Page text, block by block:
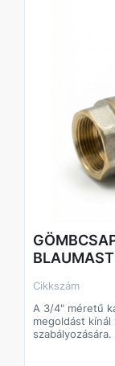
- egyszerű
Cikkszám
A 3/4" méretű
megoldást